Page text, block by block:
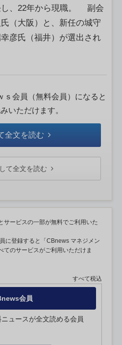
し、22年から現職。 副会
（大阪）と、新任の城守
彦氏（福井）が選出され
ｓ会員（無料会員）になると
いただけます。
全文を読む
て全文を読む
サービスの一部が無料でご利用いた
に登録すると「CBnews マネジメン
てのサービスがご利用いただけま
すべて税込
会員
ュースが全文読める会員